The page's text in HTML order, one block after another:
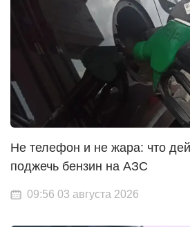
Не телефон и не жара: что
поджечь бензин на АЗС
09:56 03 августа 2026